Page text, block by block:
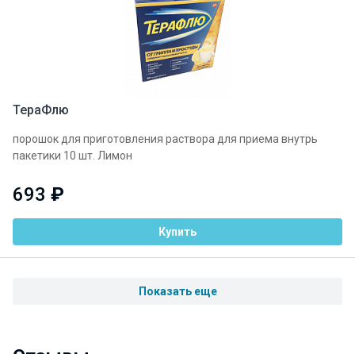
ТераФлю
порошок для приготовления раствора для приема внутрь
пакетики 10 шт. Лимон
693 ₽
Купить
Показать еще